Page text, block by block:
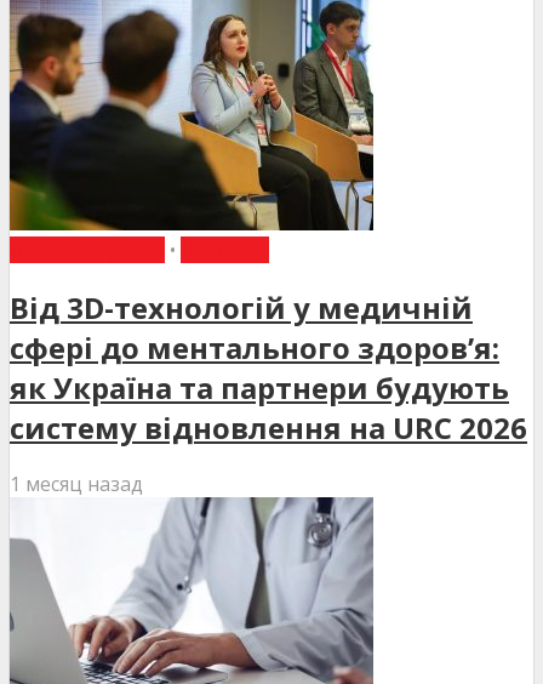
•
Від 3D-технологій у медичній
сфері до ментального здоров’я:
як Україна та партнери будують
систему відновлення на URC 2026
1 месяц назад